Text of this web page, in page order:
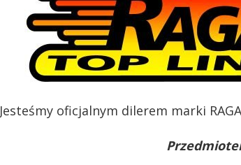
Jesteśmy oficjalnym dilerem marki